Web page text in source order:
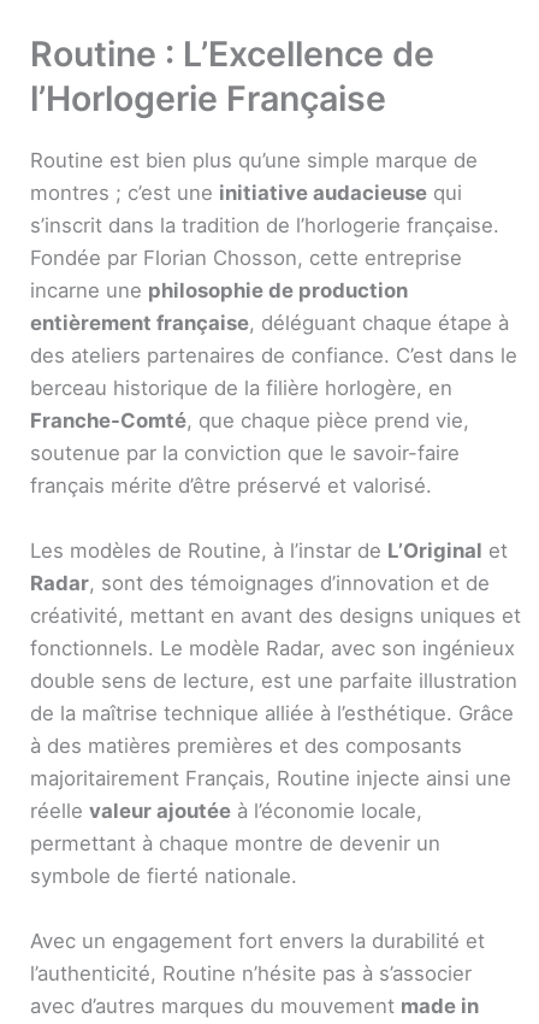
Routine : L’Excellence de
l’Horlogerie Française
Routine est bien plus qu’une simple marque de
montres ; c’est une initiative audacieuse qui
s’inscrit dans la tradition de l’horlogerie française.
Fondée par Florian Chosson, cette entreprise
incarne une philosophie de production
entièrement française, déléguant chaque étape à
des ateliers partenaires de confiance. C’est dans le
berceau historique de la filière horlogère, en
Franche-Comté, que chaque pièce prend vie,
soutenue par la conviction que le savoir-faire
français mérite d’être préservé et valorisé.
Les modèles de Routine, à l’instar de L’Original et
Radar, sont des témoignages d’innovation et de
créativité, mettant en avant des designs uniques et
fonctionnels. Le modèle Radar, avec son ingénieux
double sens de lecture, est une parfaite illustration
de la maîtrise technique alliée à l’esthétique. Grâce
à des matières premières et des composants
majoritairement Français, Routine injecte ainsi une
réelle valeur ajoutée à l’économie locale,
permettant à chaque montre de devenir un
symbole de fierté nationale.
Avec un engagement fort envers la durabilité et
l’authenticité, Routine n’hésite pas à s’associer
avec d’autres marques du mouvement made in